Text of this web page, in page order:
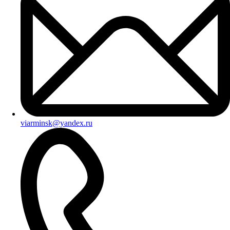
viarminsk@yandex.ru